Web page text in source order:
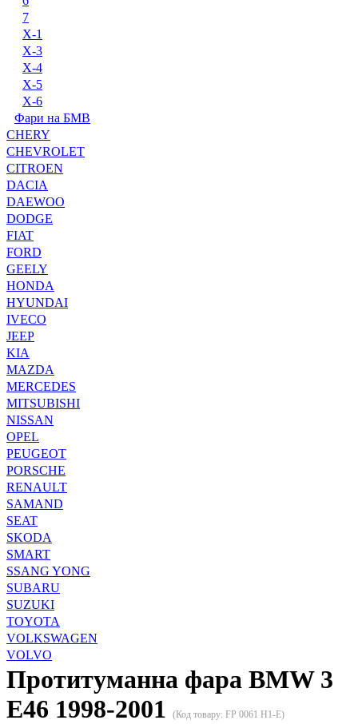
7
X-1
X-3
X-4
X-5
X-6
Фари на БМВ
CHERY
CHEVROLET
CITROEN
DACIA
DAEWOO
DODGE
FIAT
FORD
GEELY
HONDA
HYUNDAI
IVECO
JEEP
KIA
MAZDA
MERCEDES
MITSUBISHI
NISSAN
OPEL
PEUGEOT
PORSCHE
RENAULT
SAMAND
SEAT
SKODA
SMART
SSANG YONG
SUBARU
SUZUKI
TOYOTA
VOLKSWAGEN
VOLVO
Протитуманна фара BMW 3
E46 1998-2001
(Код товару: FP 0061 H1-E)